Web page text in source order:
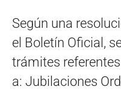
Según una
el Boletín Oficial,
trámites referentes
a: Jubilaciones